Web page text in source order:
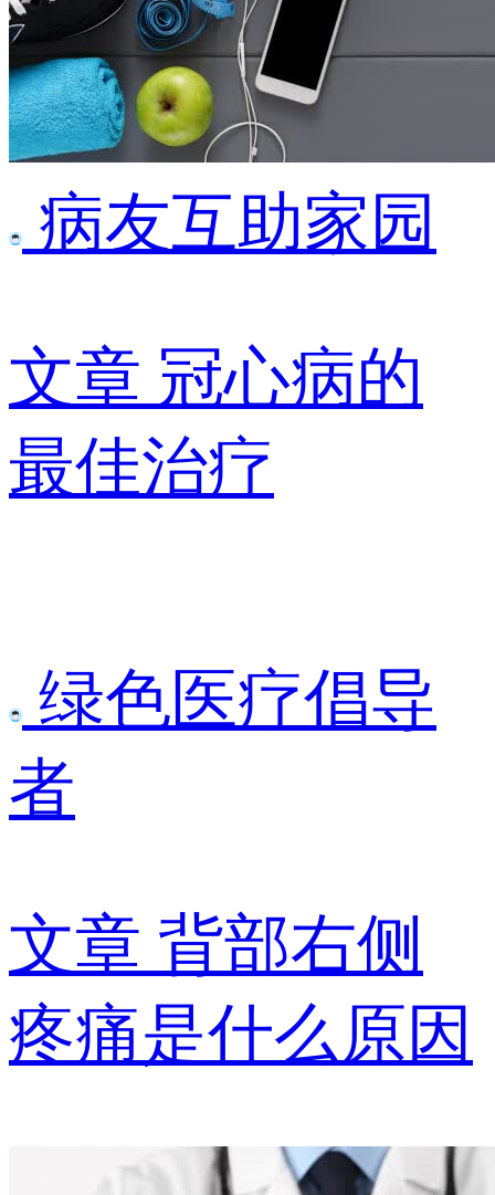
病友互助家园
文章 冠心病的
最佳治疗
绿色医疗倡导
者
文章 背部右侧
疼痛是什么原因